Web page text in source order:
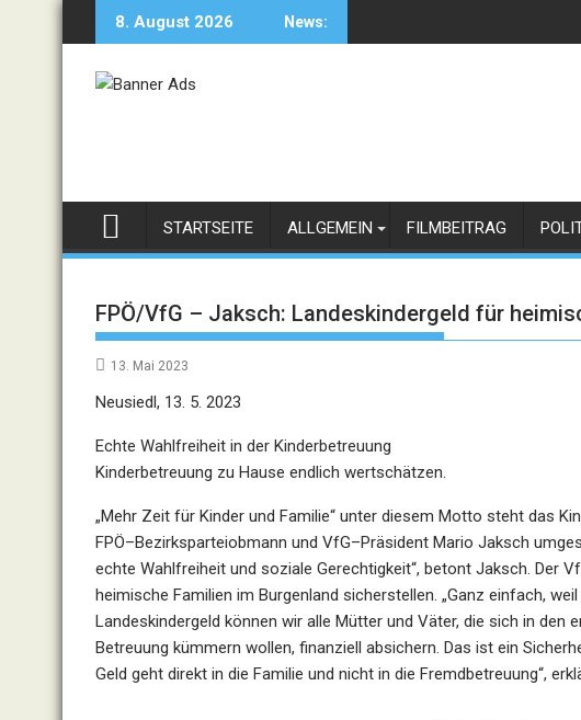
8. August 2026 News:
STARTSEITE ALLGEMEIN FILMBEITRAG
FPÖ/VfG – Jaksch: Landeskindergeld für
13. Mai 2023
Neusiedl, 13. 5. 2023
Echte Wahlfreiheit in der Kinderbetreuung
Kinderbetreuung zu Hause endlich wertschätzen.
„Mehr Zeit für Kinder und Familie“ unter diesem Motto steht das
FPÖ–Bezirksparteiobmann und VfG–Präsident Mario Jaksch
echte Wahlfreiheit und soziale Gerechtigkeit“, betont Jaksch. Der
heimische Familien im Burgenland sicherstellen. „Ganz einfach, weil
Landeskindergeld können wir alle Mütter und Väter, die sich in den
Betreuung kümmern wollen, finanziell absichern. Das ist ein
Geld geht direkt in die Familie und nicht in die Fremdbetreuung“,